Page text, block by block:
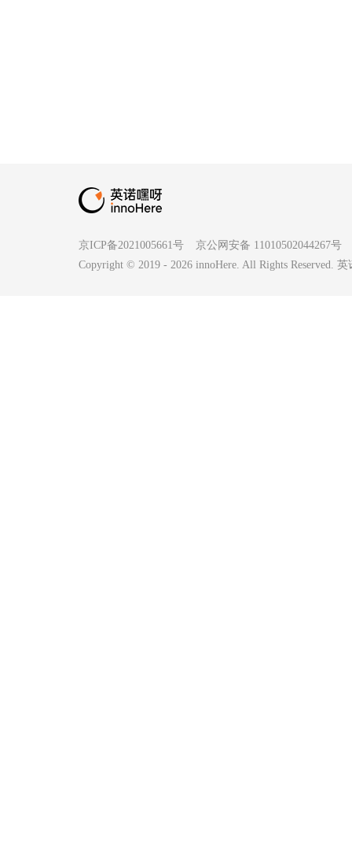
京ICP备2021005661号
京公网安备 11010502044267号
Copyright © 2019 - 2026 innoHere. All Rights Reserved.